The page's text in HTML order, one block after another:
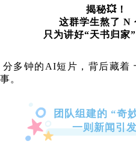
揭秘💥！
这群学生熬了 N
只为讲好“天书归家
分多钟的AI短片，背后藏
。
团队组建的 “
一则新闻引